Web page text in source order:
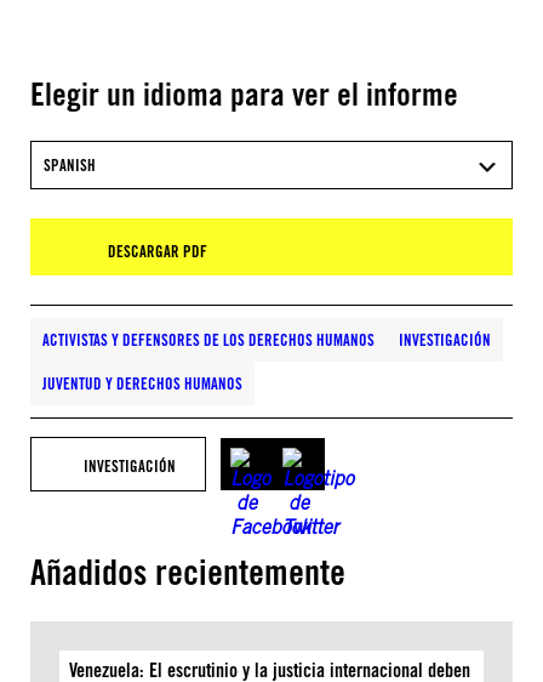
Elegir un idioma para ver el informe
SPANISH
DESCARGAR PDF
ACTIVISTAS Y DEFENSORES DE LOS DERECHOS HUMANOS INVESTIGACIÓN
JUVENTUD Y DERECHOS HUMANOS
INVESTIGACIÓN
Añadidos recientemente
Venezuela: El escrutinio y la justicia internacional deben